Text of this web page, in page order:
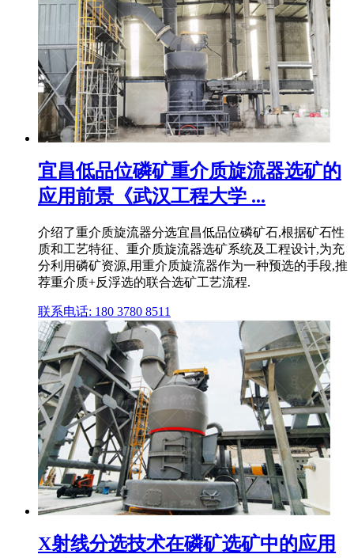
宜昌低品位磷矿重介质旋流器选矿的
应用前景《武汉工程大学 ...
介绍了重介质旋流器分选宜昌低品位磷矿石,根据矿石性
质和工艺特征、重介质旋流器选矿系统及工程设计,为充
分利用磷矿资源,用重介质旋流器作为一种预选的手段,推
荐重介质+反浮选的联合选矿工艺流程.
联系电话: 180 3780 8511
X射线分选技术在磷矿选矿中的应用